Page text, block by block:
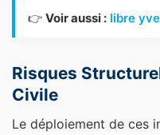
👉 Voir aussi : libre
Risques
Civile
Le déploiement de ces